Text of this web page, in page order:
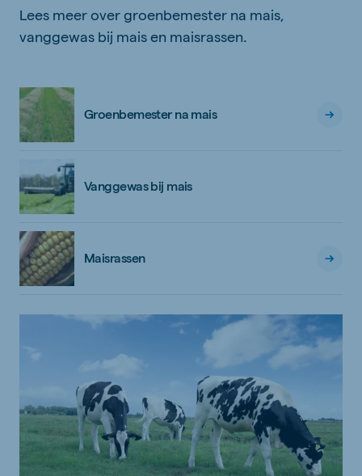
Lees meer over groenbemester na mais,
vanggewas bij mais en maisrassen.
Groenbemester na mais
Vanggewas bij mais
Maisrassen